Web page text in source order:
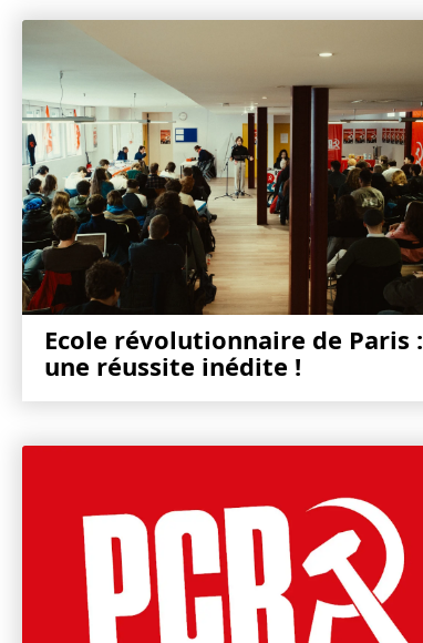
Ecole révolutionnaire de Paris :
une réussite inédite !